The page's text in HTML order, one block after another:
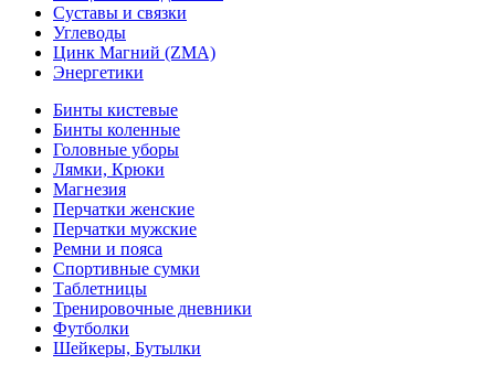
Суставы и связки
Углеводы
Цинк Магний (ZMA)
Энергетики
Бинты кистевые
Бинты коленные
Головные уборы
Лямки, Крюки
Магнезия
Перчатки женские
Перчатки мужские
Ремни и пояса
Спортивные сумки
Таблетницы
Тренировочные дневники
Футболки
Шейкеры, Бутылки